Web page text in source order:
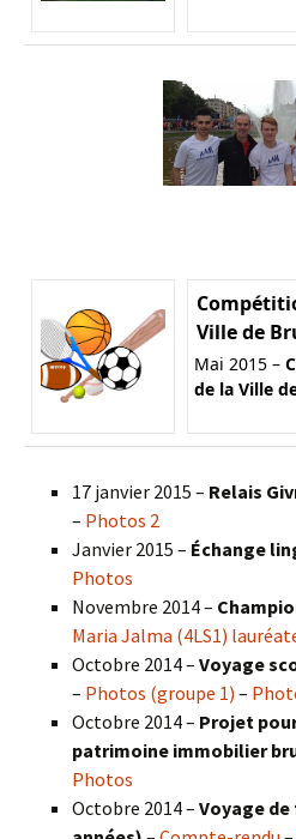
Ville de
Mai 2015 –
de la Ville
17 janvier 2015 – Relais
– Photos 2
Janvier 2015 – Échange
Photos
Novembre 2014 –
Maria Jalma (4LS1)
Octobre 2014 – Voyage
– Photos (groupe 1) –
Octobre 2014 – Projet
patrimoine immobilier
Photos
Octobre 2014 – Voyage de